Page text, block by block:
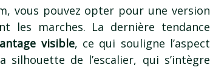
vous pouvez opter pour une version
les marches. La dernière tendance
visible, ce qui souligne l’aspect
de l’escalier, qui s’intègre